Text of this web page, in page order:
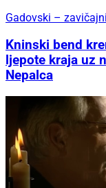
Gadovski –
Kninski bend
ljepote kraja uz
Nepalca